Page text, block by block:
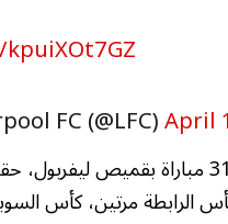
April
وخاض حتى الآن 314 مباراة
الرابطة مرتين، كأس